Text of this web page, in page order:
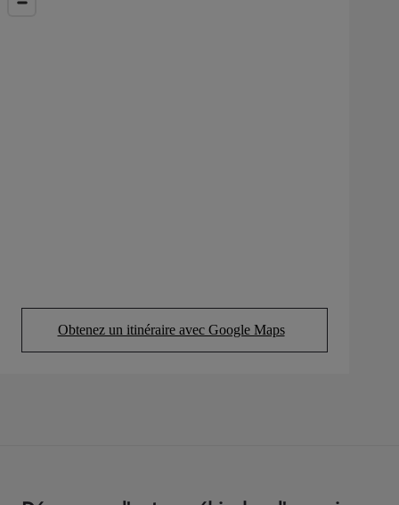
Obtenez un itinéraire avec Google Maps
(Opens in new tab)